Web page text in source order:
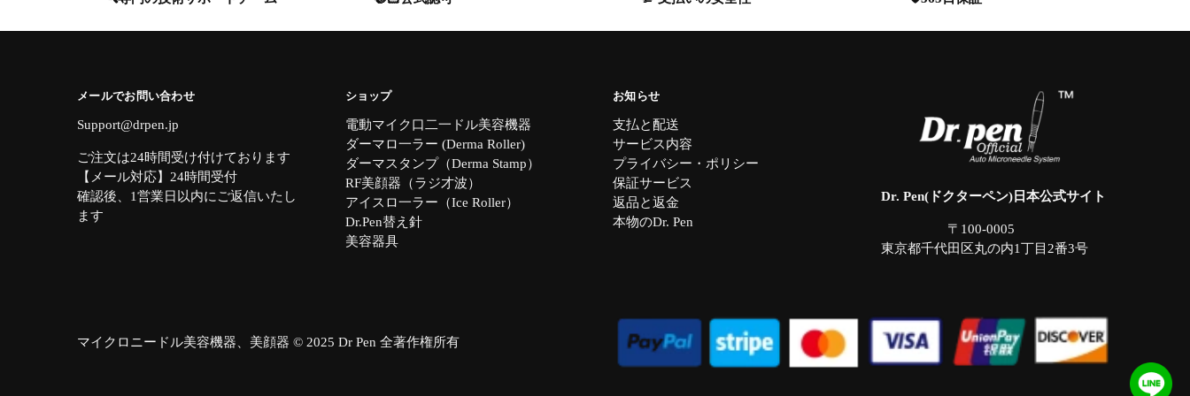
メールでお問い合わせ
Support@drpen.jp
ご注文は24時間受け付けております
【メール対応】24時間受付
確認後、1営業日以内にご返信いたし
ます
ショップ
電動マイク口二一ドル美容機器
ダーマロ一ラー (Derma Roller)
ダーマスタンプ（Derma Stamp）
RF美顔器（ラジ才波）
アイスロ一ラー（Ice Roller）
Dr.Pen替え針
美容器具
お知らせ
支払と配送
サービス内容
プライバシー・ポリシー
保証サービス
返品と返金
本物のDr. Pen
Dr. Pen(ドクターペン)日本公式サイト
〒100-0005
東京都千代田区丸の内1丁目2番3号
マイクロニードル美容機器、美顔器 © 2025 Dr Pen 全著作権所有